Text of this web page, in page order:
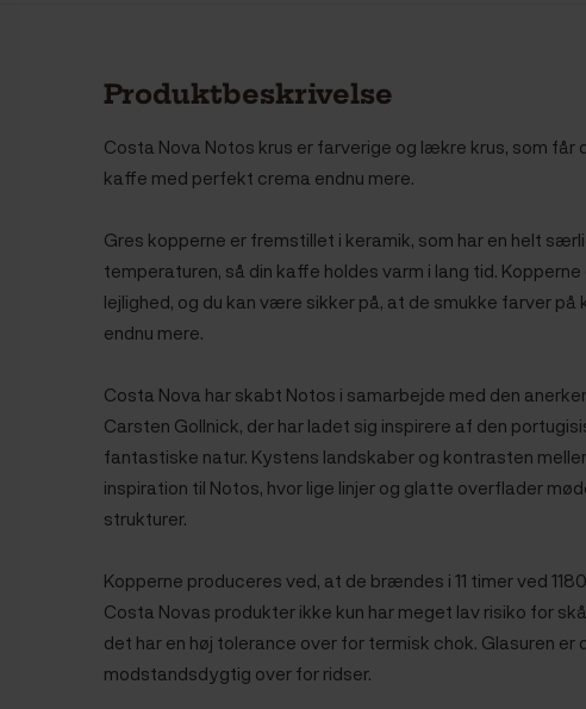
Produktbeskrivelse
Costa Nova Notos krus er farverige og lækre krus, som får
kaffe med perfekt crema endnu mere.
Gres kopperne er fremstillet i keramik, som har en helt
temperaturen, så din kaffe holdes varm i lang tid.
lejlighed, og du kan være sikker på, at de smukke farver
endnu mere.
Costa Nova har skabt Notos i samarbejde med den
Carsten Gollnick, der har ladet sig inspirere af den
fantastiske natur. Kystens landskaber og kontrasten
inspiration til Notos, hvor lige linjer og glatte overflader
strukturer.
Kopperne produceres ved, at de brændes i 11 timer ved
Costa Novas produkter ikke kun har meget lav risiko for
det har en høj tolerance over for termisk chok. Glasuren
modstandsdygtig over for ridser.